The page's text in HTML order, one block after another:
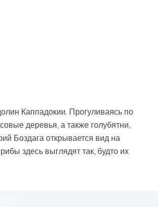
Каппадокии. Прогуливаясь по
деревья, а также голубятни,
Боздага открывается вид на
здесь выглядят так, будто их